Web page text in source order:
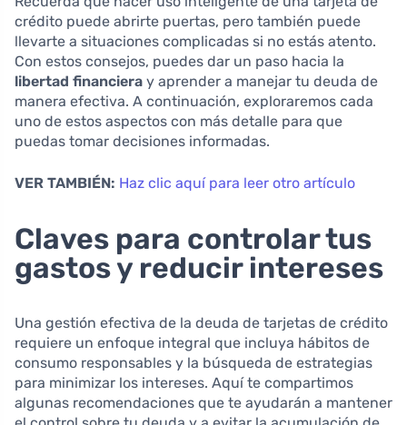
crédito puede abrirte puertas, pero también puede
llevarte a situaciones complicadas si no estás atento.
Con estos consejos, puedes dar un paso hacia la
libertad financiera y aprender a manejar tu deuda de
manera efectiva. A continuación, exploraremos cada
uno de estos aspectos con más detalle para que
puedas tomar decisiones informadas.
VER TAMBIÉN: Haz clic aquí para leer otro artículo
Claves para controlar tus
gastos y reducir intereses
Una gestión efectiva de la deuda de tarjetas de crédito
requiere un enfoque integral que incluya hábitos de
consumo responsables y la búsqueda de estrategias
para minimizar los intereses. Aquí te compartimos
algunas recomendaciones que te ayudarán a mantener